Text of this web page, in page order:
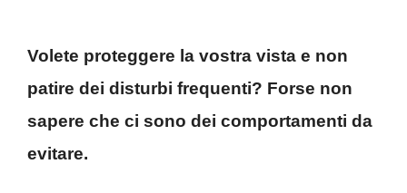
Volete proteggere la vostra vista e non
patire dei disturbi frequenti? Forse non
sapere che ci sono dei comportamenti da
evitare.